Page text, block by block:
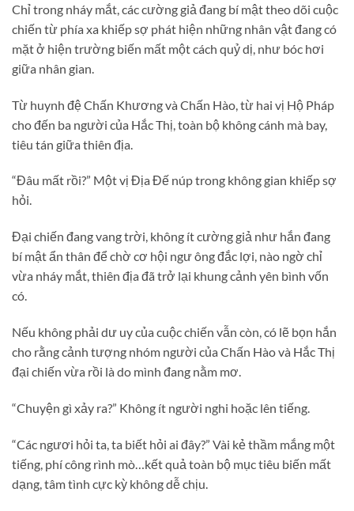
Chỉ trong nháy mắt, các cường giả đang bí mật theo dõi cuộc
chiến từ phía xa khiếp sợ phát hiện những nhân vật đang có
mặt ở hiện trường biến mất một cách quỷ dị, như bóc hơi
giữa nhân gian.
Từ huynh đệ Chấn Khương và Chấn Hào, từ hai vị Hộ Pháp
cho đến ba người của Hắc Thị, toàn bộ không cánh mà bay,
tiêu tán giữa thiên địa.
“Đâu mất rồi?” Một vị Địa Đế núp trong không gian khiếp sợ
hỏi.
Đại chiến đang vang trời, không ít cường giả như hắn đang
bí mật ẩn thân để chờ cơ hội ngư ông đắc lợi, nào ngờ chỉ
vừa nháy mắt, thiên địa đã trở lại khung cảnh yên bình vốn
có.
Nếu không phải dư uy của cuộc chiến vẫn còn, có lẽ bọn hắn
cho rằng cảnh tượng nhóm người của Chấn Hào và Hắc Thị
đại chiến vừa rồi là do mình đang nằm mơ.
“Chuyện gì xảy ra?” Không ít người nghi hoặc lên tiếng.
“Các ngươi hỏi ta, ta biết hỏi ai đây?” Vài kẻ thầm mắng một
tiếng, phí công rình mò…kết quả toàn bộ mục tiêu biến mất
dạng, tâm tình cực kỳ không dễ chịu.